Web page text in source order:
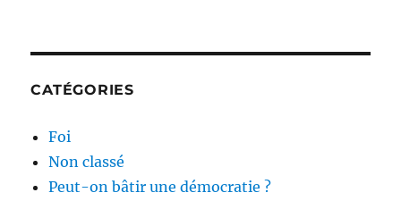
CATÉGORIES
Foi
Non classé
Peut-on bâtir une démocratie ?